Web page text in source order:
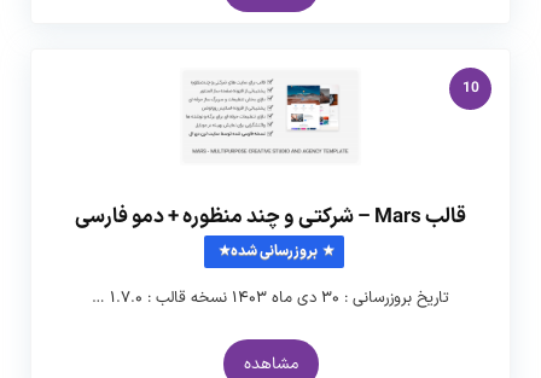
10
قالب Mars – شرکتی و چند منظوره + دمو فارسی
بروزرسانی شده
تاریخ بروزرسانی : ۳۰ دی ماه ۱۴۰۳ نسخه قالب : ۱.۷.۰ …
مشاهده